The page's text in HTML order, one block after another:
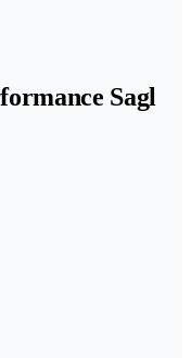
Sagl